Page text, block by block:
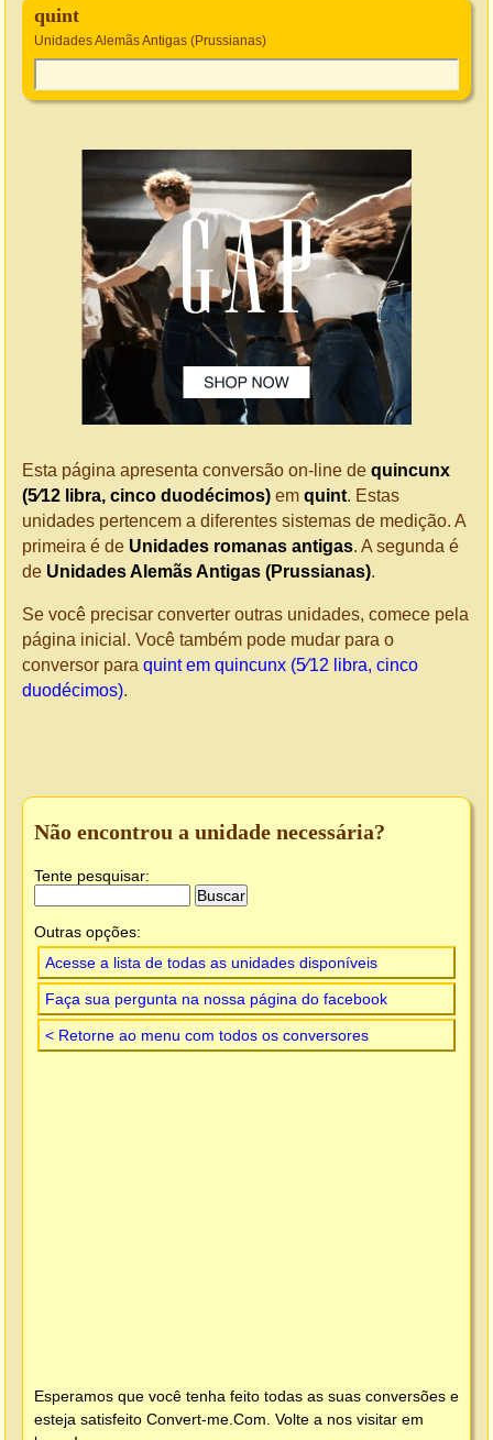
quint
Unidades Alemãs Antigas (Prussianas)
Esta página apresenta conversão on-line de quincunx
(5⁄12 libra, cinco duodécimos) em quint. Estas
unidades pertencem a diferentes sistemas de medição. A
primeira é de Unidades romanas antigas. A segunda é
de Unidades Alemãs Antigas (Prussianas).
Se você precisar converter outras unidades, comece pela
página inicial. Você também pode mudar para o
conversor para quint em quincunx (5⁄12 libra, cinco
duodécimos).
Não encontrou a unidade necessária?
Tente pesquisar:
Outras opções:
Acesse a lista de todas as unidades disponíveis
Faça sua pergunta na nossa página do facebook
< Retorne ao menu com todos os conversores
Esperamos que você tenha feito todas as suas conversões e
esteja satisfeito Convert-me.Com . Volte a nos visitar em